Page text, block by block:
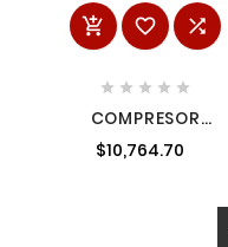
  
    
COMPRESOR
LUBRICADO
VERTICALES DE 220 V
$10,764.70